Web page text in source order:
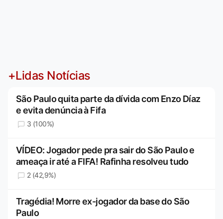
+Lidas Notícias
São Paulo quita parte da dívida com Enzo Díaz
e evita denúncia à Fifa
3 (100%)
VÍDEO: Jogador pede pra sair do São Paulo e
ameaça ir até a FIFA! Rafinha resolveu tudo
2 (42,9%)
Tragédia! Morre ex-jogador da base do São
Paulo